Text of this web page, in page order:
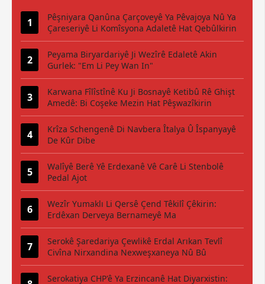
Pêşniyara Qanûna Çarçoveyê Ya Pêvajoya Nû Ya
Çareseriyê Li Komîsyona Adaletê Hat Qebûlkirin
Peyama Biryardariyê Ji Wezîrê Edaletê Akin
Gurlek: "Em Li Pey Wan In"
Karwana Fîlîstînê Ku Ji Bosnayê Ketibû Rê Ghişt
Amedê: Bi Coşeke Mezin Hat Pêşwazîkirin
Krîza Schengenê Di Navbera Îtalya Û Îspanyayê
De Kûr Dibe
Walîyê Berê Yê Erdexanê Vê Carê Li Stenbolê
Pedal Ajot
Wezîr Yumaklı Li Qersê Çend Têkilî Çêkirin:
Erdêxan Derveya Bernameyê Ma
Serokê Şaredariya Çewlikê Erdal Arıkan Tevlî
Civîna Nirxandina Nexweşxaneya Nû Bû
Serokatiya CHP'ê Ya Erzincanê Hat Diyarxistin: